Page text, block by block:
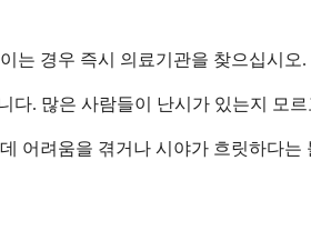
는 경우 즉시 의료기관을 찾으십시
. 많은 사람들이 난시가 있는지 모
어려움을 겪거나 시야가 흐릿하다